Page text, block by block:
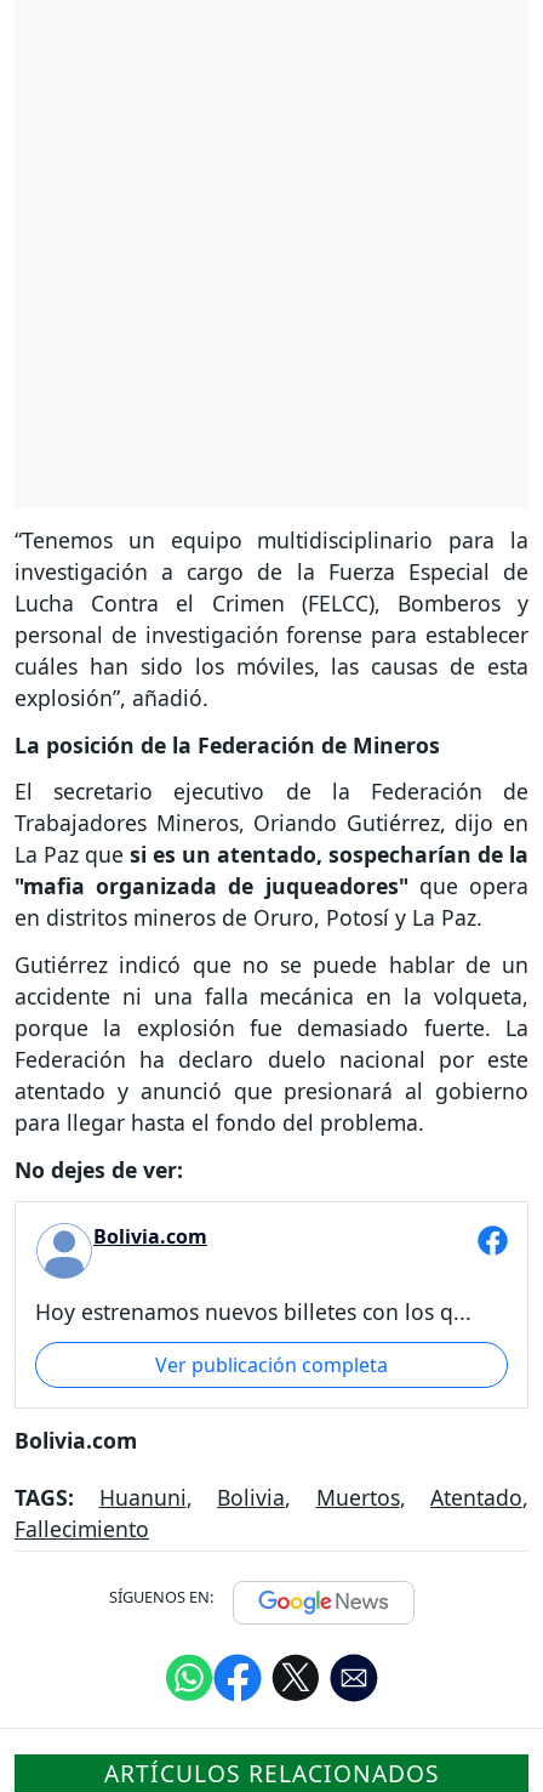
“Tenemos un equipo multidisciplinario para la
investigación a cargo de la Fuerza Especial de
Lucha Contra el Crimen (FELCC), Bomberos y
personal de investigación forense para establecer
cuáles han sido los móviles, las causas de esta
explosión”, añadió.
La posición de la Federación de Mineros
El secretario ejecutivo de la Federación de
Trabajadores Mineros, Oriando Gutiérrez, dijo en
La Paz que si es un atentado, sospecharían de la
"mafia organizada de juqueadores" que opera
en distritos mineros de Oruro, Potosí y La Paz.
Gutiérrez indicó que no se puede hablar de un
accidente ni una falla mecánica en la volqueta,
porque la explosión fue demasiado fuerte. La
Federación ha declaro duelo nacional por este
atentado y anunció que presionará al gobierno
para llegar hasta el fondo del problema.
No dejes de ver:
Bolivia.com
Hoy estrenamos nuevos billetes con los q...
Ver publicación completa
Bolivia.com
TAGS: Huanuni, Bolivia, Muertos, Atentado,
Fallecimiento
SÍGUENOS EN:
ARTÍCULOS RELACIONADOS